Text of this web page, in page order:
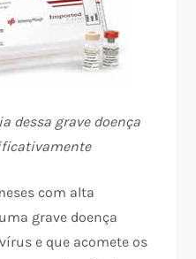
dessa grave doença
com alta
grave doença
e que acomete os